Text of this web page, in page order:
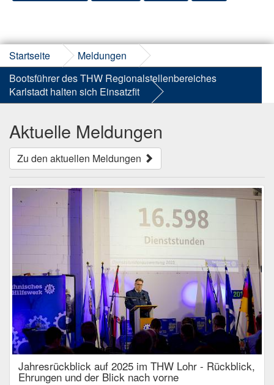
Startseite
Meldungen
Bootsführer des THW Regionalstellenbereiches
Karlstadt halten sich Einsatzfit
Aktuelle Meldungen
Zu den aktuellen Meldungen
Jahresrückblick auf 2025 im THW Lohr - Rückblick,
Ehrungen und der Blick nach vorne